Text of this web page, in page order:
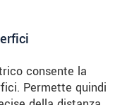
consente la
Permette quindi